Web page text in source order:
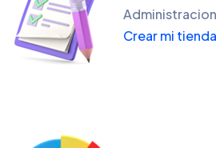
Crear mi tienda